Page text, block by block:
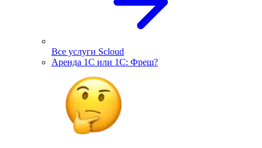
Все услуги Scloud
Аренда 1С или 1С: Фреш?